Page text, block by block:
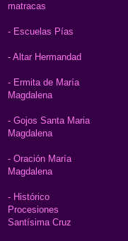
matracas
- Escuelas Pías
- Altar Hermandad
- Ermita de María
Magdalena
- Gojos Santa Maria
Magdalena
- Oración María
Magdalena
- Histórico
Procesiones
Santísima Cruz